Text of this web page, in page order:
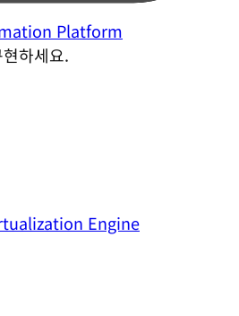
Platform
하세요.
Engine